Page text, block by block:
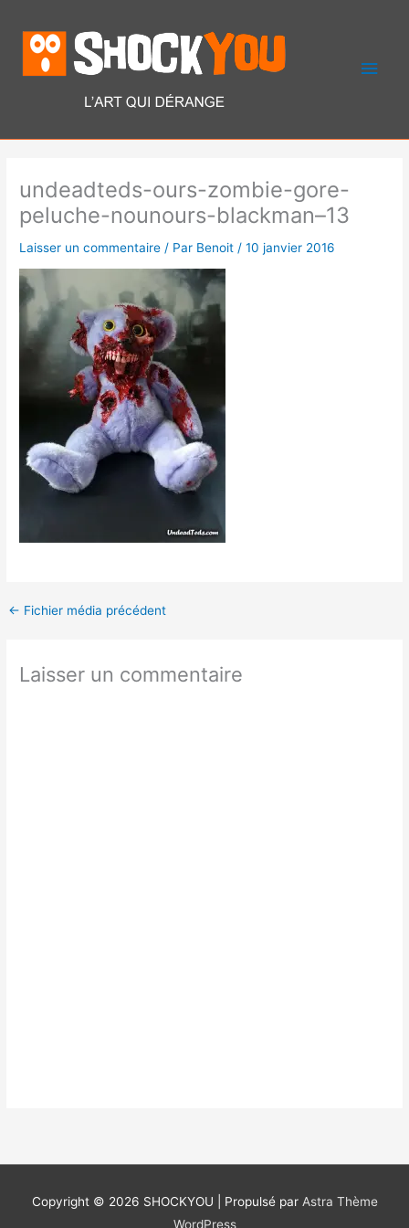
contenu
undeadteds-ours-zombie-gore-
peluche-nounours-blackman–13
Laisser un commentaire / Par Benoit /10 janvier 2016
← Fichier média précédent
Laisser un commentaire
Copyright © 2026 SHOCKYOU | Propulsé par Astra Thème
WordPress